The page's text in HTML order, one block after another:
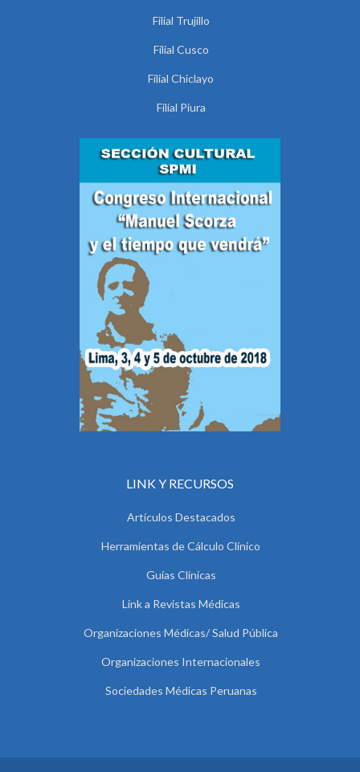
Filial Trujillo
Filial Cusco
Filial Chiclayo
Filial Piura
LINK Y RECURSOS
Artículos Destacados
Herramientas de Cálculo Clínico
Guías Clínicas
Link a Revistas Médicas
Organizaciones Médicas/ Salud Pública
Organizaciones Internacionales
Sociedades Médicas Peruanas